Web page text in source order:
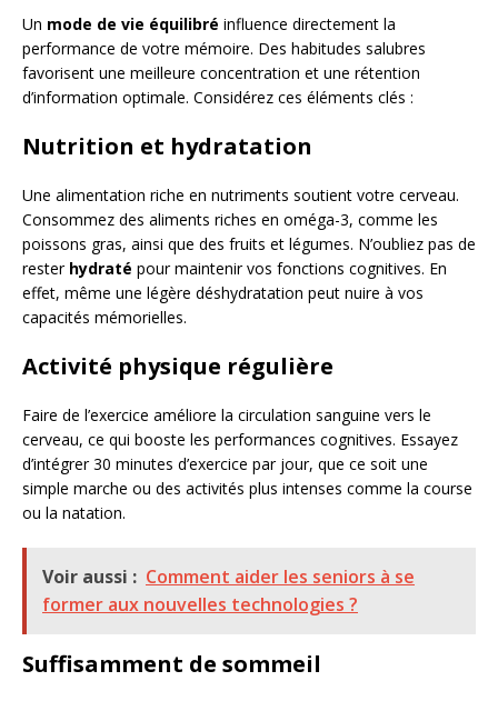
Un mode de vie équilibré influence directement la
performance de votre mémoire. Des habitudes salubres
favorisent une meilleure concentration et une rétention
d’information optimale. Considérez ces éléments clés :
Nutrition et hydratation
Une alimentation riche en nutriments soutient votre cerveau.
Consommez des aliments riches en oméga-3, comme les
poissons gras, ainsi que des fruits et légumes. N’oubliez pas de
rester hydraté pour maintenir vos fonctions cognitives. En
effet, même une légère déshydratation peut nuire à vos
capacités mémorielles.
Activité physique régulière
Faire de l’exercice améliore la circulation sanguine vers le
cerveau, ce qui booste les performances cognitives. Essayez
d’intégrer 30 minutes d’exercice par jour, que ce soit une
simple marche ou des activités plus intenses comme la course
ou la natation.
Voir aussi : Comment aider les seniors à se
former aux nouvelles technologies ?
Suffisamment de sommeil